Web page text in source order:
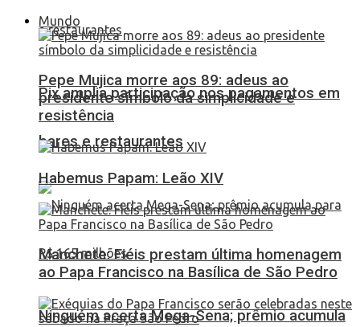
Pix amplia participação nos pagamentos em
bares e restaurantes
Ninguém acerta Mega-Sena; prêmio acumula
Mundo
Pepe Mujica morre aos 89: adeus ao
presidente símbolo da simplicidade e
resistência
Habemus Papam: Leão XIV
Manchete: Fiéis prestam última homenagem
ao Papa Francisco na Basílica de São Pedro